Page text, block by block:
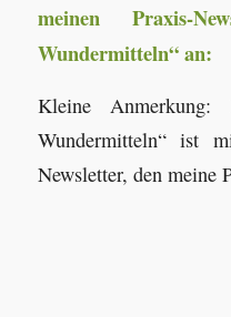
meinen Praxis-
Wundermitteln“ an:
Kleine
Wundermitteln“ ist
Newsletter, den meine